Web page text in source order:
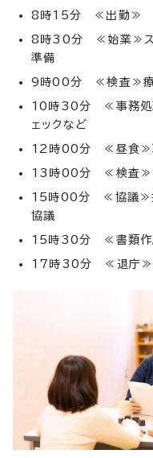
8時15分 ≪出勤≫
8時30分 ≪始業≫スケ
準備
9時00分 ≪検査≫療
10時30分 ≪事務処
ェックなど
12時00分 ≪昼食≫
13時00分 ≪検査≫一
15時00分 ≪協議≫担
協議
15時30分 ≪書類作
17時30分 ≪退庁≫